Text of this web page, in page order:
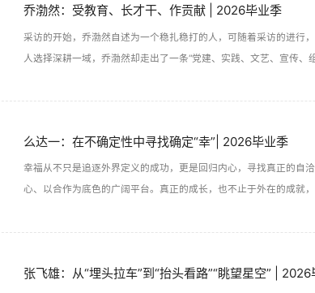
乔渤然：受教育、长才干、作贡献 | 2026毕业季
采访的开始，乔渤然自述为一个稳扎稳打的人，可随着采访的进行
人选择深耕一域，乔渤然却走出了一条“党建、实践、文艺、宣传
生活意义的成长志。
么达一：在不确定性中寻找确定“幸”| 2026毕业季
幸福从不只是追逐外界定义的成功，更是回归内心，寻找真正的自
心、以合作为底色的广阔平台。真正的成长，也不止于外在的成就
张飞雄：从“埋头拉车”到“抬头看路”“眺望星空” |